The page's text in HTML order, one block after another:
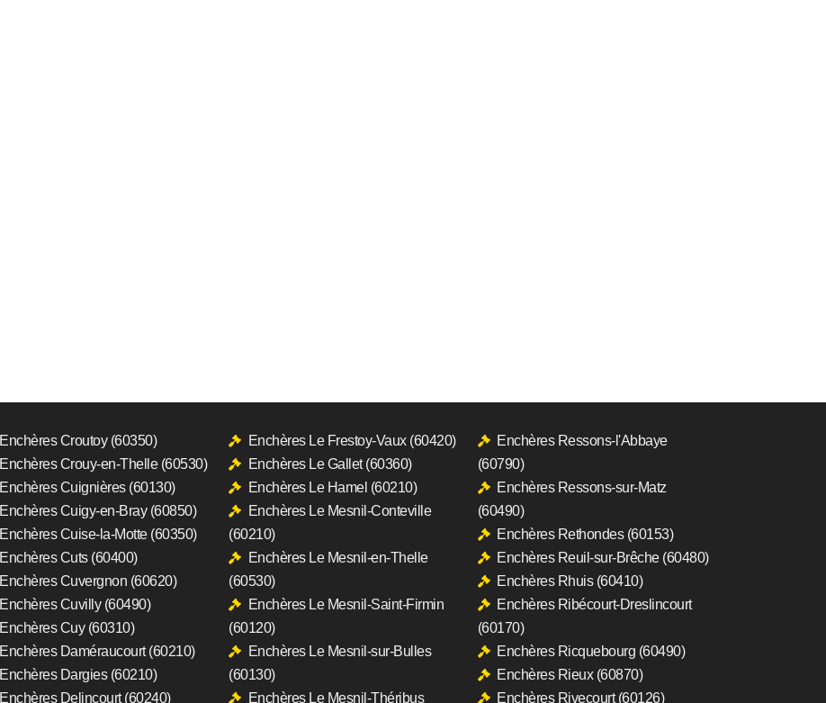
Enchères Croutoy (60350)
Enchères Crouy-en-Thelle (60530)
Enchères Cuignières (60130)
Enchères Cuigy-en-Bray (60850)
Enchères Cuise-la-Motte (60350)
Enchères Cuts (60400)
Enchères Cuvergnon (60620)
Enchères Cuvilly (60490)
Enchères Cuy (60310)
Enchères Daméraucourt (60210)
Enchères Dargies (60210)
Enchères Delincourt (60240)
Enchères Le Frestoy-Vaux (60420)
Enchères Le Gallet (60360)
Enchères Le Hamel (60210)
Enchères Le Mesnil-Conteville
(60210)
Enchères Le Mesnil-en-Thelle
(60530)
Enchères Le Mesnil-Saint-Firmin
(60120)
Enchères Le Mesnil-sur-Bulles
(60130)
Enchères Le Mesnil-Théribus
Enchères Ressons-l'Abbaye
(60790)
Enchères Ressons-sur-Matz
(60490)
Enchères Rethondes (60153)
Enchères Reuil-sur-Brêche (60480)
Enchères Rhuis (60410)
Enchères Ribécourt-Dreslincourt
(60170)
Enchères Ricquebourg (60490)
Enchères Rieux (60870)
Enchères Rivecourt (60126)